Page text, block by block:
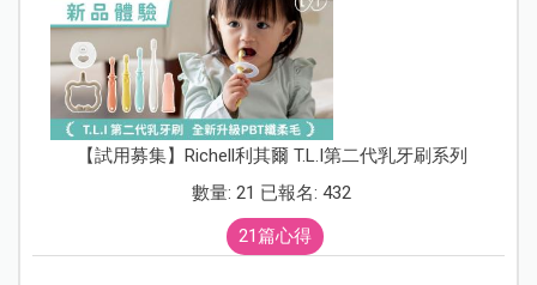
【試用募集】Richell利其爾 T.L.I第二代乳牙刷系列
數量: 21 已報名: 432
21篇心得